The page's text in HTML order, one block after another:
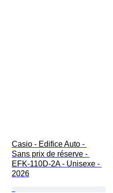
Casio - Edifice Auto -
Sans prix de réserve -
EFK-110D-2A - Unisexe -
2026